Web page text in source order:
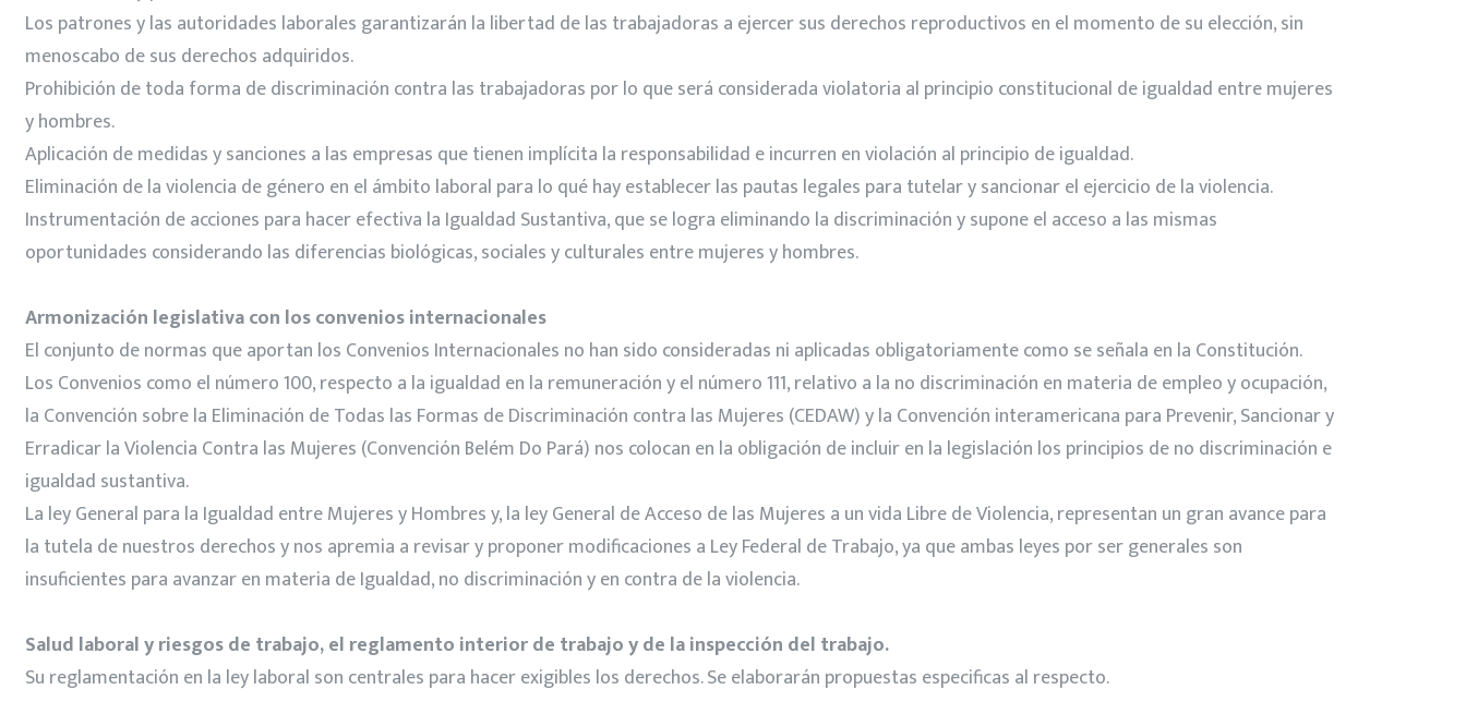
Los patrones y las autoridades laborales garantizarán la libertad de las trabajadoras a ejercer sus derechos reproductivos en el momento de su elección, sin
menoscabo de sus derechos adquiridos.
Prohibición de toda forma de discriminación contra las trabajadoras por lo que será considerada violatoria al principio constitucional de igualdad entre mujeres
y hombres.
Aplicación de medidas y sanciones a las empresas que tienen implícita la responsabilidad e incurren en violación al principio de igualdad.
Eliminación de la violencia de género en el ámbito laboral para lo qué hay establecer las pautas legales para tutelar y sancionar el ejercicio de la violencia.
Instrumentación de acciones para hacer efectiva la Igualdad Sustantiva, que se logra eliminando la discriminación y supone el acceso a las mismas
oportunidades considerando las diferencias biológicas, sociales y culturales entre mujeres y hombres.
Armonización legislativa con los convenios internacionales
El conjunto de normas que aportan los Convenios Internacionales no han sido consideradas ni aplicadas obligatoriamente como se señala en la Constitución.
Los Convenios como el número 100, respecto a la igualdad en la remuneración y el número 111, relativo a la no discriminación en materia de empleo y ocupación,
la Convención sobre la Eliminación de Todas las Formas de Discriminación contra las Mujeres (CEDAW) y la Convención interamericana para Prevenir, Sancionar y
Erradicar la Violencia Contra las Mujeres (Convención Belém Do Pará) nos colocan en la obligación de incluir en la legislación los principios de no discriminación e
igualdad sustantiva.
La ley General para la Igualdad entre Mujeres y Hombres y, la ley General de Acceso de las Mujeres a un vida Libre de Violencia, representan un gran avance para
la tutela de nuestros derechos y nos apremia a revisar y proponer modificaciones a Ley Federal de Trabajo, ya que ambas leyes por ser generales son
insuficientes para avanzar en materia de Igualdad, no discriminación y en contra de la violencia.
Salud laboral y riesgos de trabajo, el reglamento interior de trabajo y de la inspección del trabajo.
Su reglamentación en la ley laboral son centrales para hacer exigibles los derechos. Se elaborarán propuestas especificas al respecto.